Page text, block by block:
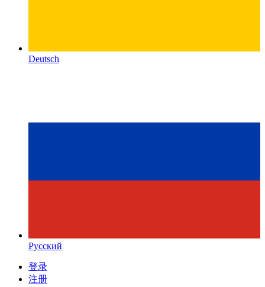
Deutsch
Русский
登录
注册